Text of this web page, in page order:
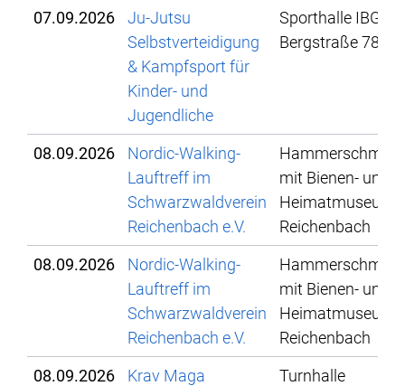
07.09.2026
Ju-Jutsu
Selbstverteidigung
& Kampfsport für
Kinder- und
Jugendliche
Sporthalle IBG,
Bergstraße 78
08.09.2026
Nordic-Walking-
Lauftreff im
Schwarzwaldverein
Reichenbach e.V.
mit Bienen- und
Heimatmuseum
Reichenbach
08.09.2026
Nordic-Walking-
Lauftreff im
Schwarzwaldverein
Reichenbach e.V.
mit Bienen- und
Heimatmuseum
Reichenbach
08.09.2026
Krav Maga
Turnhalle